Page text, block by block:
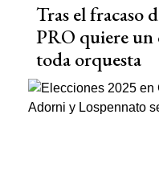
Tras el fracaso
PRO quiere un
toda orquesta